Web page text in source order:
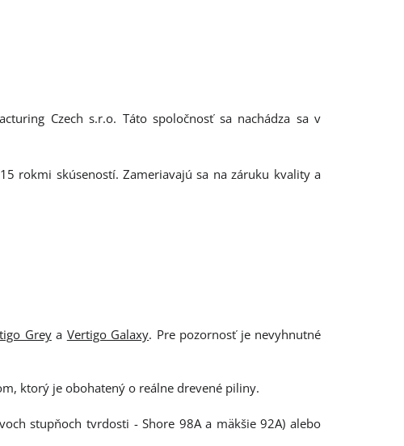
Czech s.r.o. Táto spoločnosť sa nachádza sa v
rokmi skúseností. Zameriavajú sa na záruku kvality a
Greya Vertigo Galaxy. Pre pozornosť je nevyhnutné
ktorý je obohatený o reálne drevené piliny.
stupňoch tvrdosti - Shore 98A a mäkšie 92A) alebo